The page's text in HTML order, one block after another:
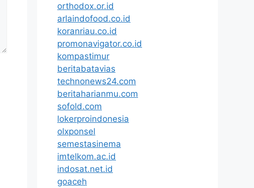
orthodox.or.id
arlaindofood.co.id
koranriau.co.id
promonavigator.co.id
kompastimur
beritabatavias
technonews24.com
beritaharianmu.com
sofold.com
lokerproindonesia
olxponsel
semestasinema
imtelkom.ac.id
indosat.net.id
goaceh